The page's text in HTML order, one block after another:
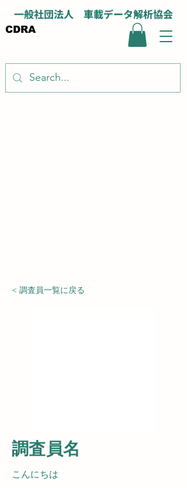
一般社団法人 車載データ解析協会
CDRA
< 調査員一覧に戻る
​調査員名
こんにちは